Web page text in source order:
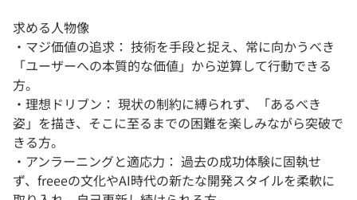
求める人物像
・マジ価値の追求： 技術を手段と捉え、常に向かうべき
「ユーザーへの本質的な価値」から逆算して行動できる
方。
・理想ドリブン： 現状の制約に縛られず、「あるべき
姿」を描き、そこに至るまでの困難を楽しみながら突破で
きる方。
・アンラーニングと適応力： 過去の成功体験に固執せ
ず、freeeの文化やAI時代の新たな開発スタイルを柔軟に